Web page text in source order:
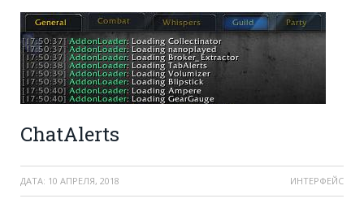
ChatAlerts
ДАТА: 10 АПРЕЛЯ, 2018 ИНТЕРФЕЙС